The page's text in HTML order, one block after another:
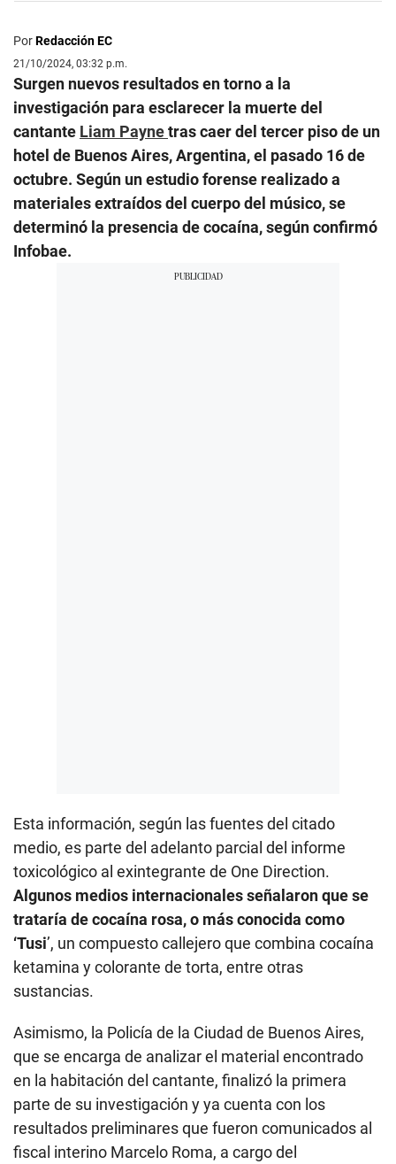
PorRedacción EC
21/10/2024, 03:32 p.m.
Surgen nuevos resultados en torno a la
investigación para esclarecer la muerte del
cantante Liam Paynetras caer del tercer piso de un
hotel de Buenos Aires, Argentina, el pasado 16 de
octubre. Según un estudio forense realizado a
materiales extraídos del cuerpo del músico, se
determinó la presencia de cocaína, según confirmó
Infobae.
Esta información, según las fuentes del citado
medio, es parte del adelanto parcial del informe
toxicológico al exintegrante de One Direction.
Algunos medios internacionales señalaron que se
trataría de cocaína rosa, o más conocida como
‘Tusi’, un compuesto callejero que combina cocaína
ketamina y colorante de torta, entre otras
sustancias.
Asimismo, la Policía de la Ciudad de Buenos Aires,
que se encarga de analizar el material encontrado
en la habitación del cantante, finalizó la primera
parte de su investigación y ya cuenta con los
resultados preliminares que fueron comunicados al
fiscal interino Marcelo Roma, a cargo del